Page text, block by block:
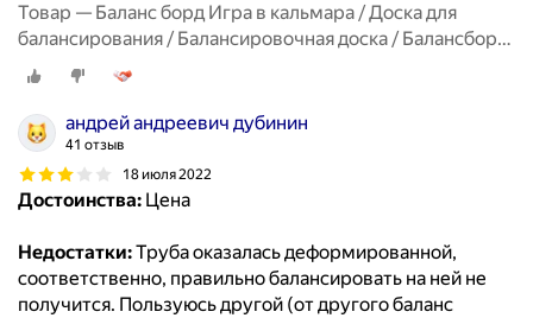
Товар — Баланс борд Игра в кальмара / Доска для
балансирования / Балансировочная доска / Балансборд
Be balanced (балансир, balance board, тренажер вейк-
борд, сноуборд, скейтборд)
андрей андреевич дубинин
41 отзыв
18 июля 2022
Достоинства: Цена
Недостатки:Труба оказалась деформированной,
соответственно, правильно балансировать на ней не
получится. Пользуюсь другой (от другого баланс